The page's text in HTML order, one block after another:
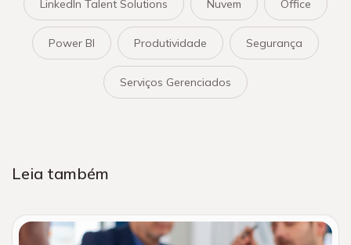
LinkedIn Talent Solutions Nuvem Office
Power BI Produtividade Segurança
Serviços Gerenciados
Leia também